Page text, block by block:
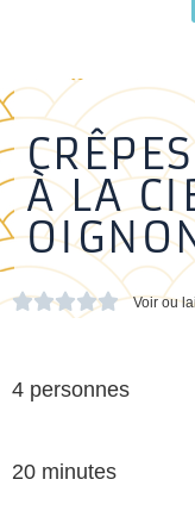
À LA
 Voir ou
4 personnes
20 minutes